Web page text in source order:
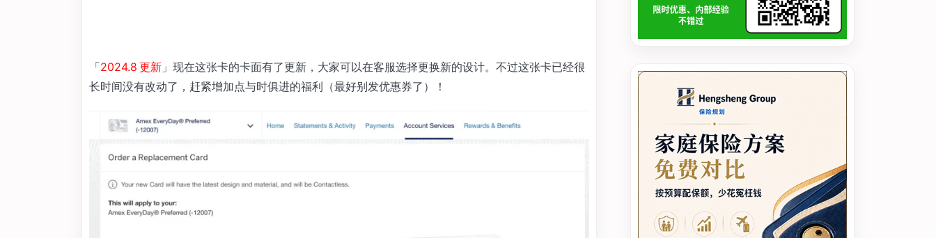
「2024.8 更新 」现在这张卡的卡面有了更新，大家可以在客服选择更换新的设计。不过这张卡已经很
长时间没有改动了，赶紧增加点与时俱进的福利（最好别发优惠券了）！